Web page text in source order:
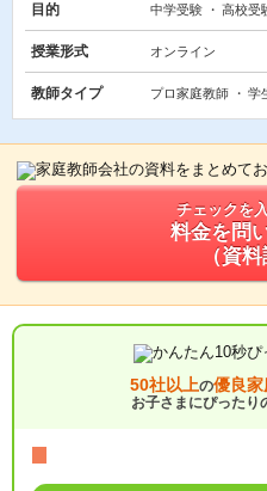
目的 中学受験 高校受
授業形式 オンライン
教師タイプ プロ家庭教師 学
チェックを
料金を問
（資料
50社以上の優良
お子さまにぴったり